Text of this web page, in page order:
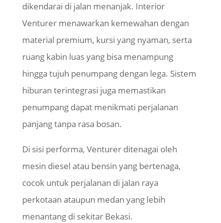
dikendarai di jalan menanjak. Interior
Venturer menawarkan kemewahan dengan
material premium, kursi yang nyaman, serta
ruang kabin luas yang bisa menampung
hingga tujuh penumpang dengan lega. Sistem
hiburan terintegrasi juga memastikan
penumpang dapat menikmati perjalanan
panjang tanpa rasa bosan.
Di sisi performa, Venturer ditenagai oleh
mesin diesel atau bensin yang bertenaga,
cocok untuk perjalanan di jalan raya
perkotaan ataupun medan yang lebih
menantang di sekitar Bekasi.